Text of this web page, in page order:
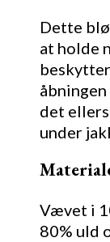
Dette
at holde
det
under
Vævet i
80% uld